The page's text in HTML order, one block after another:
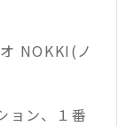
NOKKI(ノ
ョン、１番